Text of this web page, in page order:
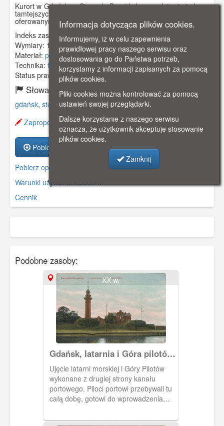
Kurort w Gdańsku - Stogach. Pocztówka przedstawia jedną z
tamtejszych willi (Willę "Gertrud") z pokojami do wynajęcia
oferowanymi kuracjuszom.
Indeks zasobu: GSP01889
Wymiary: 138 x 86 mm
Materiał: pocztówka
Technika: fotografia czarno-biała
Status prawny:Użycie Niekomercyjne
Słowa kluczowe:
gdańsk, stogi ,kurort,willa,kuracjusze,
Zaproponuj zmianę opisu.
Pobierz zasób
Pobierz opis
Warunki używania zasobów.
Cennik
Podobne zasoby:
XX w.
Gdańsk, latarnia i Góra pilotów
w Nowym Porcie
Ujęcie latarni morskiej i Góry Pilotów
wykonane z drugiej strony kanału
portowego. Piloci portowi przebywali tu
całą dobę, gotowi do wprowadzenia
Informacja dotycząca plików cookies.
Informujemy, iż w celu zapewnienia
prawidłowej pracy naszego serwisu oraz
dostosowania go do Państwa potrzeb,
korzystamy z informacji zapisanych za pomocą
plików cookies.
Pliki cookies można kontrolować za pomocą
ustawień swojej przeglądarki.
Dalsze korzystanie z naszego serwisu
oznacza, że użytkownik akceptuje stosowanie
plików cookies.
Zamknij